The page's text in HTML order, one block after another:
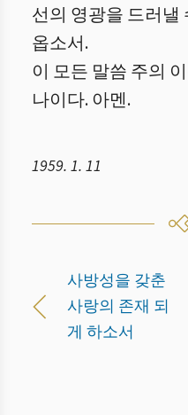
선의 영광을 드러낼
옵소서.
이 모든 말씀 주의
나이다. 아멘.
1959. 1. 11
사방성을 갖춘
사랑의 존재 되
게 하소서